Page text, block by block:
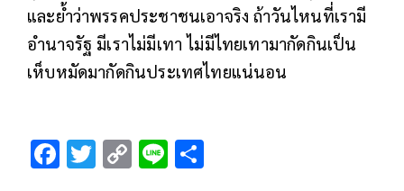
และย้ำว่าพรรคประชาชนเอาจริง ถ้าวันไหนที่เรามี
อำนาจรัฐ มีเราไม่มีเทา ไม่มีไทยเทามากัดกินเป็น
เห็บหมัดมากัดกินประเทศไทยแน่นอน
F T C Li